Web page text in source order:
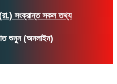
(রা.) সংক্রান্ত সকল তথ্য
শুনুন (অনলাইন)